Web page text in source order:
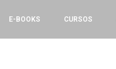
E-BOOKS CURSOS